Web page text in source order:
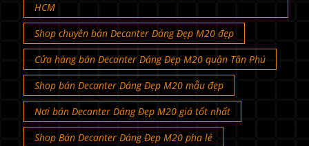
HCM
Shop chuyên bán Decanter Dáng Đẹp M20 đẹp
Cửa hàng bán Decanter Dáng Đẹp M20 quận Tân Phú
Shop bán Decanter Dáng Đẹp M20 mẫu đẹp
Nơi bán Decanter Dáng Đẹp M20 giá tốt nhất
Shop Bán Decanter Dáng Đẹp M20 pha lê